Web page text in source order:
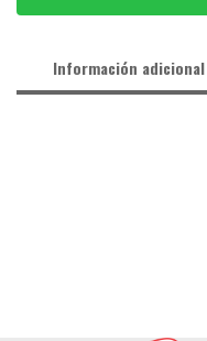
Información adicional